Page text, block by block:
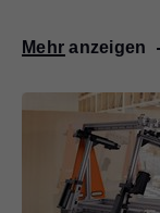
Mehr anzeigen